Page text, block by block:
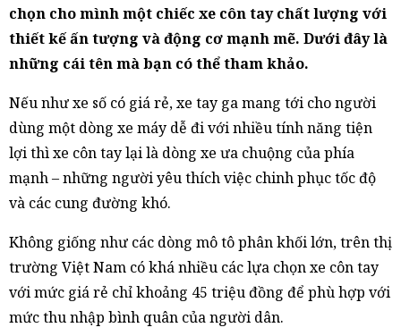
chọn cho mình một chiếc xe côn tay chất lượng với
thiết kế ấn tượng và động cơ mạnh mẽ. Dưới đây là
những cái tên mà bạn có thể tham khảo.
Nếu như xe số có giá rẻ, xe tay ga mang tới cho người
dùng một dòng xe máy dễ đi với nhiều tính năng tiện
lợi thì xe côn tay lại là dòng xe ưa chuộng của phía
mạnh – những người yêu thích việc chinh phục tốc độ
và các cung đường khó.
Không giống như các dòng mô tô phân khối lớn, trên thị
trường Việt Nam có khá nhiều các lựa chọn xe côn tay
với mức giá rẻ chỉ khoảng 45 triệu đồng để phù hợp với
mức thu nhập bình quân của người dân.